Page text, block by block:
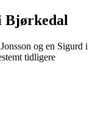
Bjørkedal
og en Sigurd i
tidligere